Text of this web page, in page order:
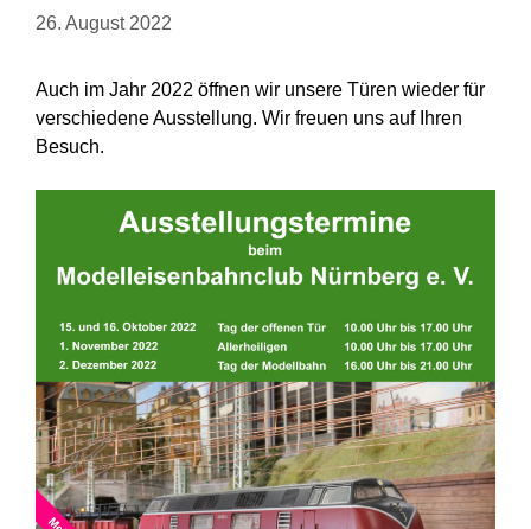
26. August 2022
Auch im Jahr 2022 öffnen wir unsere Türen wieder für
verschiedene Ausstellung. Wir freuen uns auf Ihren
Besuch.